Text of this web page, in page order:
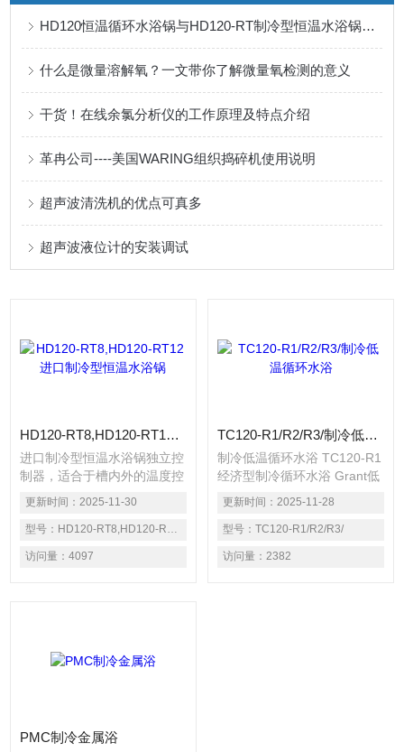
HD120恒温循环水浴锅与HD120-RT制冷型恒温水浴锅的相同与区别
什么是微量溶解氧？一文带你了解微量氧检测的意义
干货！在线余氯分析仪的工作原理及特点介绍
革冉公司----美国WARING组织捣碎机使用说明
超声波清洗机的优点可真多
超声波液位计的安装调试
HD120-RT8,HD120-RT12进口制冷型恒温水浴锅
进口制冷型恒温水浴锅独立控
制器，适合于槽内外的温度控
制与测量，控制器温
度-30~120℃可调
更新时间： 2025-11-30
型号： HD120-RT8,HD120-RT12
访问量： 4097
TC120-R1/R2/R3/制冷低温循环水浴
制冷低温循环水浴 TC120-R1
经济型制冷循环水浴 Grant低
温循环水浴 固蓝特制冷加热
循环水浴 格兰特制冷恒温循
环水浴 TC120-R2冷却循环水
浴 LTC2冷却恒温循环水浴
（TC120+R2） LTC2型冷却
更新时间： 2025-11-28
型号： TC120-R1/R2/R3/
访问量： 2382
PMC制冷金属浴